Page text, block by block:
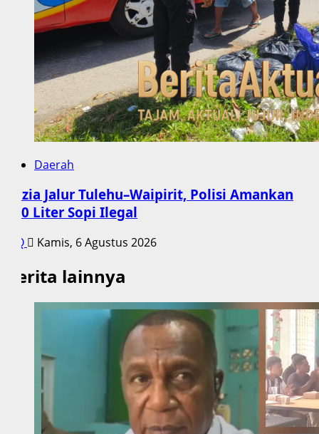
Daerah
Razia Jalur Tulehu–Waipirit, Polisi Amankan
170 Liter Sopi Ilegal
Q Kamis, 6 Agustus 2026
Berita lainnya